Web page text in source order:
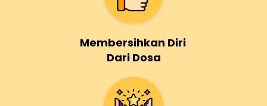
Membersihkan Diri
Dari Dosa